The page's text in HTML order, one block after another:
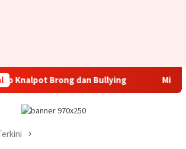
Brong dan Bullying Minggu